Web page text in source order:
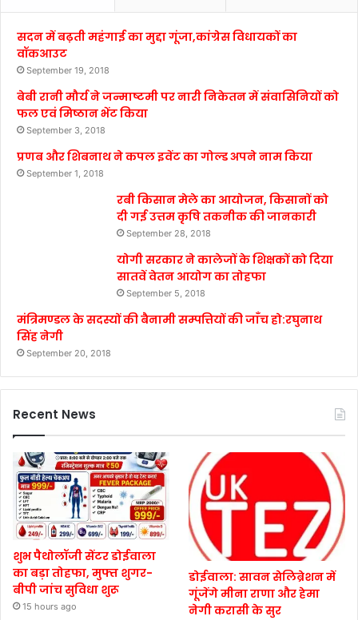
सदन में बढ़ती महंगाई का मुद्दा गूंजा,कांग्रेस विधायकों का
वॉकआउट
September 19, 2018
बेबी रानी मौर्य ने जन्माष्टमी पर नारी निकेतन में संवासिनियों को
फल एवं मिष्ठान भेंट किया
September 3, 2018
प्रणब और शिबनाथ ने कपल इवेंट का गोल्ड अपने नाम किया
September 1, 2018
रबी किसान मेले का आयोजन, किसानों को
दी गई उत्तम कृषि तकनीक की जानकारी
September 28, 2018
योगी सरकार ने कालेजों के शिक्षकों को दिया
सातवें वेतन आयोग का तोहफा
September 5, 2018
मंत्रिमण्डल के सदस्यों की बैनामी सम्पत्तियों की जाँच हो:रघुनाथ
सिंह नेगी
September 20, 2018
Recent News
शुभ पैथोलॉजी सेंटर डोईवाला
का बड़ा तोहफा, मुफ्त शुगर-
बीपी जांच सुविधा शुरू
15 hours ago
डोईवाला: सावन सेलिब्रेशन में
गूंजेंगे मीना राणा और हेमा
नेगी करासी के सुर